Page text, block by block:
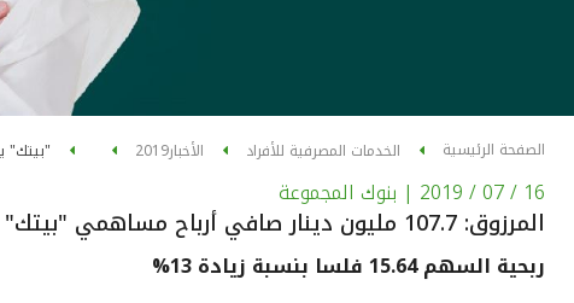
الصفحة الرئيسية الخدمات المصرفية للأفراد الأخبار2019 "بيتك"
16 / 07 / 2019 | بنوك المجموعة
المرزوق: 107.7 مليون دينار صافي أرباح مساهمي "بيتك" للنصف الأول من عام 2019 بزيادة 13.1%
ربحية السهم 15.64 فلسا بنسبة زيادة 13%